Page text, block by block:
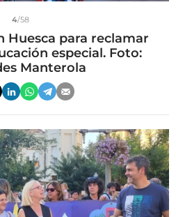
4/58
Huesca para reclamar
especial. Foto:
Manterola